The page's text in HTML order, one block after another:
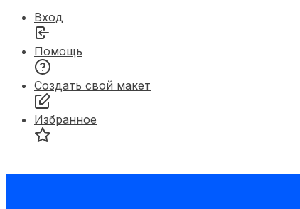
Вход
Помощь
Создать свой макет
Избранное